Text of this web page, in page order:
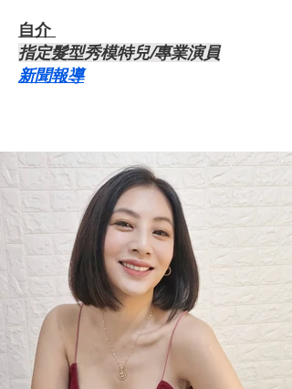
自介 ​
​指定髮型秀模特兒/專業演員
​新聞報導